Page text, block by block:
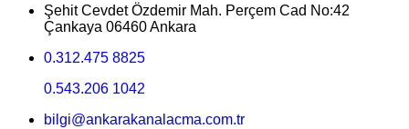
Şehit Cevdet Özdemir Mah. Perçem Cad No:42
Çankaya 06460 Ankara
0.312.475 8825
0.543.206 1042
bilgi@ankarakanalacma.com.tr